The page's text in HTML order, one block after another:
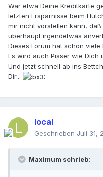
War etwa Deine Kreditkarte
letzten Ersparnisse beim
mir nicht vorstellen kann,
überhaupt irgendetwas
Dieses Forum hat schon
Es wird auch Pisser wie Dich
Und jetzt schnell ab ins
Dir...
local
Geschrieben Juli 31,
Maximum schrieb: